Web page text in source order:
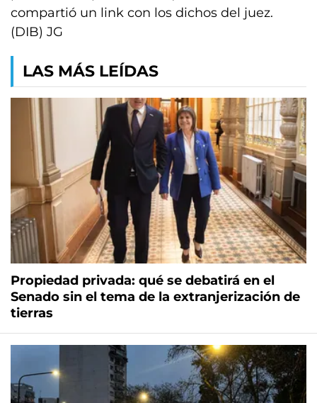
compartió un link con los dichos del juez.
(DIB) JG
LAS MÁS LEÍDAS
Propiedad privada: qué se debatirá en el
Senado sin el tema de la extranjerización de
tierras